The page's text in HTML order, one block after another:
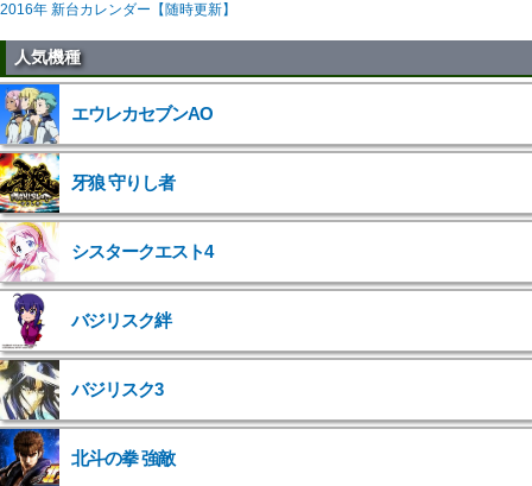
2016年 新台カレンダー【随時更新】
人気機種
エウレカセブンAO
牙狼 守りし者
シスタークエスト4
バジリスク絆
バジリスク3
北斗の拳 強敵